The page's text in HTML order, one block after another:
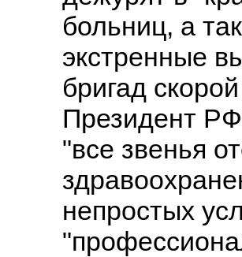
больниц, а
экстренные
бригад
Президент
"все звенья
непростых